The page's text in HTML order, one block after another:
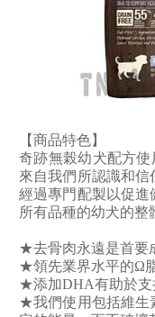
【商品特色】
奇跡無榖幼犬配方
來自我們所認識和信
經過專門配製以促
所有品種的幼犬的整
★去骨肉永遠是首要
★領先業界水平的Ω
★添加DHA有助於支
★我們使用包括維生